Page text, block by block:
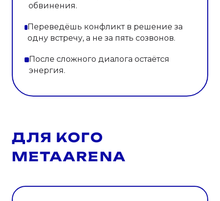
обвинения.
Переведёшь конфликт в решение за
одну встречу, а не за пять созвонов.
После сложного диалога остаётся
энергия.
ДЛЯ КОГО
METAARENA